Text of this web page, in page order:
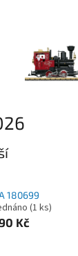
180699
(1 ks)
Kč